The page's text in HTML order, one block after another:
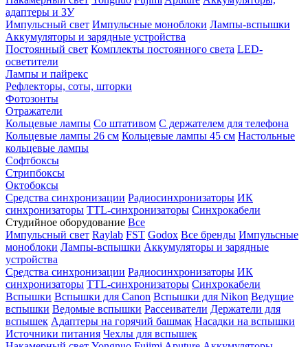
адаптеры и ЗУ
Импульсный свет Импульсные моноблоки Лампы-вспышки
Аккумуляторы и зарядные устройства
Постоянный свет Комплекты постоянного света LED-
осветители
Лампы и пайрекс
Рефлекторы, соты, шторки
Фотозонты
Отражатели
Кольцевые лампы Со штативом С держателем для телефона
Кольцевые лампы 26 см Кольцевые лампы 45 см Настольные
кольцевые лампы
Софтбоксы
Стрипбоксы
Октобоксы
Средства синхронизации Радиосинхронизаторы ИК
синхронизаторы TTL-синхронизаторы Синхрокабели
Студийное оборудование Все
Импульсный свет Raylab FST Godox Все бренды Импульсные
моноблоки Лампы-вспышки Аккумуляторы и зарядные
устройства
Средства синхронизации Радиосинхронизаторы ИК
синхронизаторы TTL-синхронизаторы Синхрокабели
Вспышки Вспышки для Canon Вспышки для Nikon Ведущие
вспышки Ведомые вспышки Рассеиватели Держатели для
вспышек Адаптеры на горячий башмак Насадки на вспышки
Источники питания Чехлы для вспышек